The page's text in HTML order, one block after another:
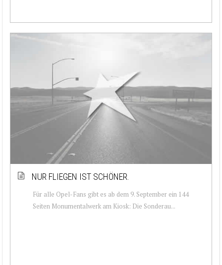
NUR FLIEGEN IST SCHÖNER.
Für alle Opel-Fans gibt es ab dem 9. September ein 144
Seiten Monumentalwerk am Kiosk: Die Sonderau...